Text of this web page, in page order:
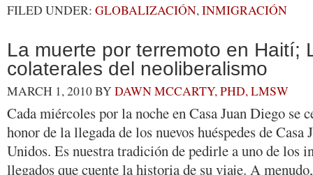
FILED UNDER: GLOBALIZACIÓN,INMIGRACIÓN
La muerte por terremoto en Haití;
colaterales del neoliberalismo
MARCH 1, 2010BYDAWN MCCARTY, PHD, LMSW
Cada miércoles por la noche en Casa Juan Diego se
honor de la llegada de los nuevos huéspedes de Casa
Unidos. Es nuestra tradición de pedirle a uno de los
llegados que cuente la historia de su viaje. A